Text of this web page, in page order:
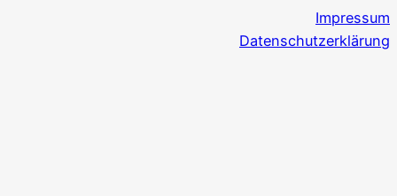
Impressum
Datenschutzerklärung